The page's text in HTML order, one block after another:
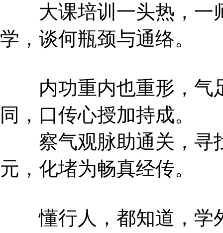
大课培训一头热，一
学，谈何瓶颈与通络。
内功重内也重形，气
同，口传心授加持成。
察气观脉助通关，寻
元，化堵为畅真经传。
懂行人，都知道，学